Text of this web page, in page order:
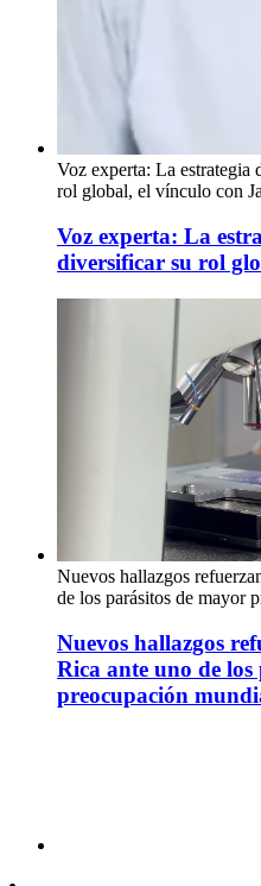
Voz experta: La estrategia
rol global, el vínculo con
Voz experta: La
diversificar su rol
Nuevos hallazgos
de los parásitos de mayor
Nuevos hallazgos
Rica ante uno de
preocupación